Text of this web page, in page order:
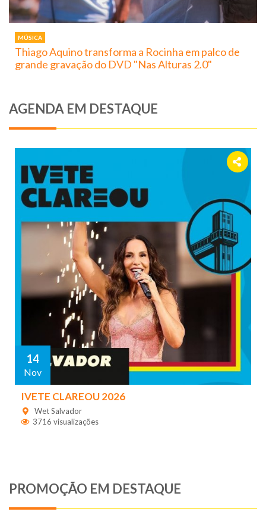
MÚSICA
Thiago Aquino transforma a Rocinha em palco de
grande gravação do DVD "Nas Alturas 2.0"
AGENDA EM DESTAQUE
14
Nov
IVETE CLAREOU 2026
Wet Salvador
3716 visualizações
PROMOÇÃO EM DESTAQUE